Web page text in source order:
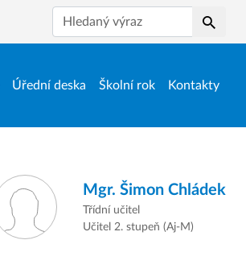
Úřední deska Školní rok Kontakty
Hledat
Mgr. Šimon Chládek
Třídní učitel
Učitel 2. stupeň (Aj-M)